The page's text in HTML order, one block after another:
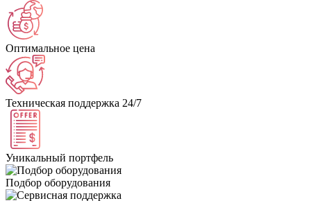
Оптимальное цена
Техническая поддержка 24/7
Уникальный портфель
Подбор оборудования